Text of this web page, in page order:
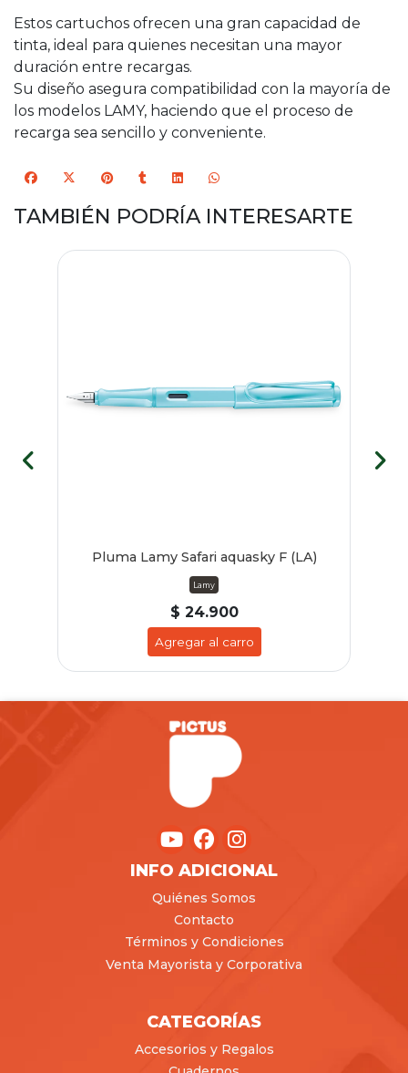
Estos cartuchos ofrecen una gran capacidad de
tinta, ideal para quienes necesitan una mayor
duración entre recargas.
Su diseño asegura compatibilidad con la mayoría de
los modelos LAMY, haciendo que el proceso de
recarga sea sencillo y conveniente.
TAMBIÉN PODRÍA INTERESARTE
Pluma Lamy Safari aquasky F (LA)
Lamy
$ 24.900
Agregar al carro
INFO ADICIONAL
Quiénes Somos
Contacto
Términos y Condiciones
Venta Mayorista y Corporativa
CATEGORÍAS
Accesorios y Regalos